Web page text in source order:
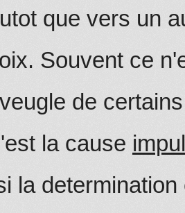
que vers un
Souvent ce
de
la cause
la